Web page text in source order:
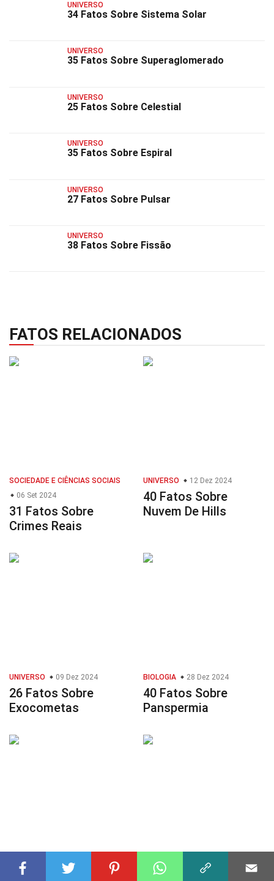
UNIVERSO
34 Fatos Sobre Sistema Solar
UNIVERSO
35 Fatos Sobre Superaglomerado
UNIVERSO
25 Fatos Sobre Celestial
UNIVERSO
35 Fatos Sobre Espiral
UNIVERSO
27 Fatos Sobre Pulsar
UNIVERSO
38 Fatos Sobre Fissão
FATOS RELACIONADOS
SOCIEDADE E CIÊNCIAS SOCIAIS
06 Set 2024
31 Fatos Sobre
Crimes Reais
UNIVERSO 12 Dez 2024
40 Fatos Sobre
Nuvem De Hills
UNIVERSO 09 Dez 2024
26 Fatos Sobre
Exocometas
BIOLOGIA 28 Dez 2024
40 Fatos Sobre
Panspermia
43 Fatos Sobre
05 Set 2024